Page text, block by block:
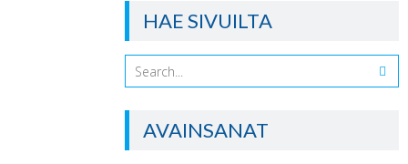
HAE SIVUILTA
AVAINSANAT